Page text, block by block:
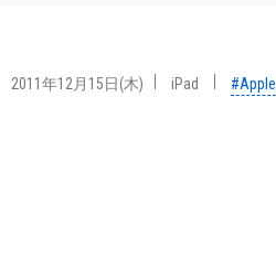
2011年12月15日(木) iPad #Apple